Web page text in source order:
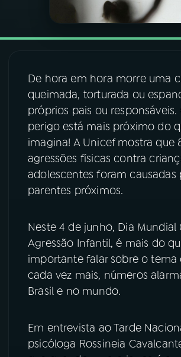
07ÚLTIMAS
08 FESTIVAL DE MÚSICA
ACOMPANHE A RÁDIO NACIONAL
Instagram X
TikTok
De hora em hora morre uma
queimada, torturada ou
próprios pais ou responsáveis.
perigo está mais próximo do
imagina! A Unicef mostra que
agressões físicas contra
adolescentes foram causadas
parentes próximos.
Neste 4 de junho, Dia Mundial
Agressão Infantil, é mais do
importante falar sobre o tema
cada vez mais, números
Brasil e no mundo.
Em entrevista ao Tarde
psicóloga Rossineia